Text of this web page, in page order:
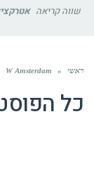
שווה קריאה
ראשי »
W Amsterdam
כל